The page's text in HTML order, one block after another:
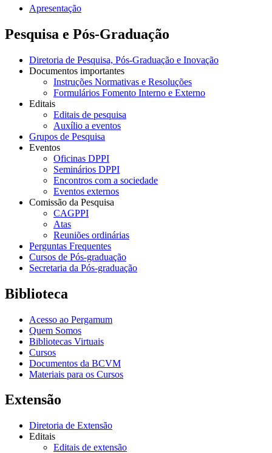
Apresentação
Pesquisa e Pós-Graduação
Diretoria de Pesquisa, Pós-Graduação e Inovação
Documentos importantes
Instruções Normativas e Resoluções
Formulários Fomento Interno e Externo
Editais
Editais de pesquisa
Auxílio a eventos
Grupos de Pesquisa
Eventos
Oficinas DPPI
Seminários DPPI
Encontros com a sociedade
Eventos externos
Comissão da Pesquisa
CAGPPI
Atas
Reuniões ordinárias
Perguntas Frequentes
Cursos de Pós-graduação
Secretaria da Pós-graduação
Biblioteca
Acesso ao Pergamum
Quem Somos
Bibliotecas Virtuais
Cursos
Documentos da BCVM
Materiais para os Cursos
Extensão
Diretoria de Extensão
Editais
Editais de extensão